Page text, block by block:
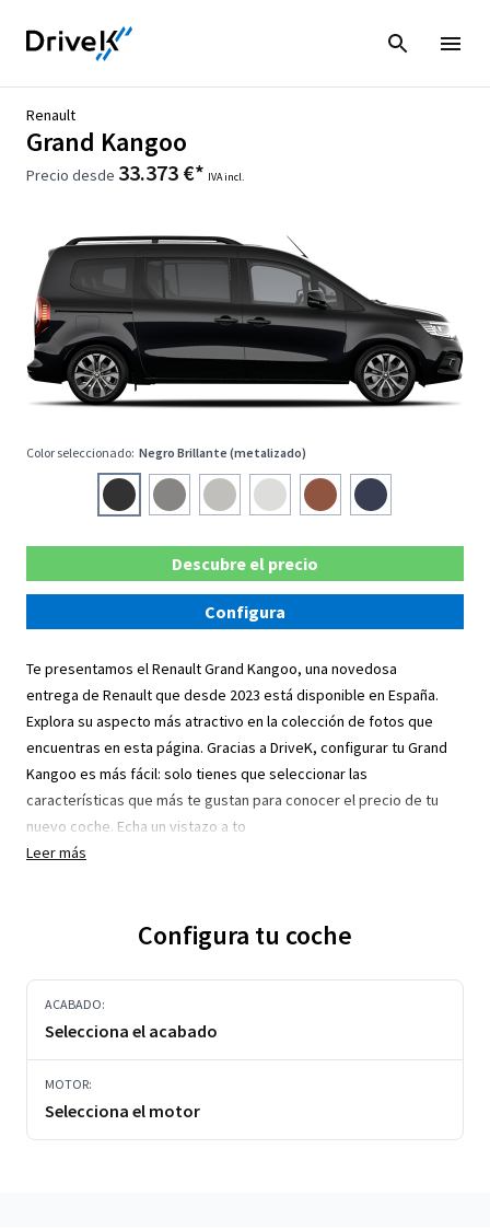
Renault
Grand Kangoo
Precio desde 33.373 €* IVA incl.
Color seleccionado: Negro Brillante (metalizado)
Descubre el precio
Configura
Te presentamos el Renault Grand Kangoo, una novedosa
entrega de Renault que desde 2023 está disponible en España.
Explora su aspecto más atractivo en la colección de fotos que
encuentras en esta página. Gracias a DriveK, configurar tu Grand
Kangoo es más fácil: solo tienes que seleccionar las
características que más te gustan para conocer el precio de tu
nuevo coche. Echa un vistazo a to
Leer más
Configura tu coche
ACABADO:
Selecciona el acabado
MOTOR:
Selecciona el motor